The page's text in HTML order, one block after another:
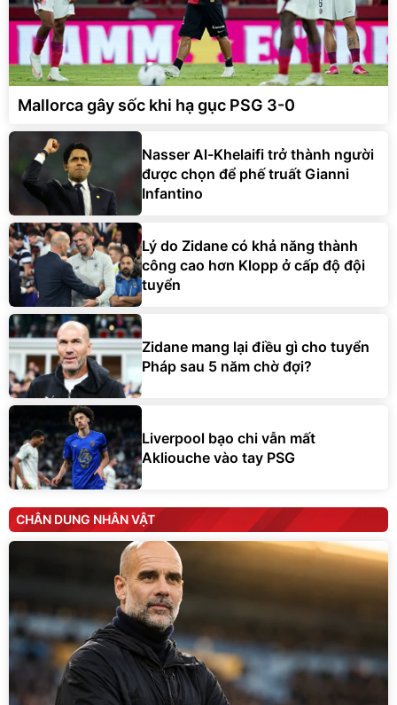
Mallorca gây sốc khi hạ gục PSG 3-0
Nasser Al-Khelaifi trở thành người
được chọn để phế truất Gianni
Infantino
Lý do Zidane có khả năng thành
công cao hơn Klopp ở cấp độ đội
tuyển
Zidane mang lại điều gì cho tuyển
Pháp sau 5 năm chờ đợi?
Liverpool bạo chi vẫn mất
Akliouche vào tay PSG
CHÂN DUNG NHÂN VẬT